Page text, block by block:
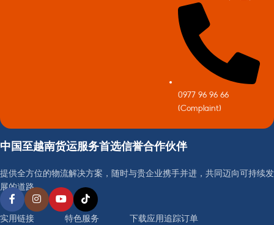
0977 96 96 66
(Complaint)
中国至越南货运服务首选信誉合作伙伴
提供全方位的物流解决方案，随时与贵企业携手并进，共同迈向可持续发
展的道路。
实用链接 特色服务 下载应用追踪订单